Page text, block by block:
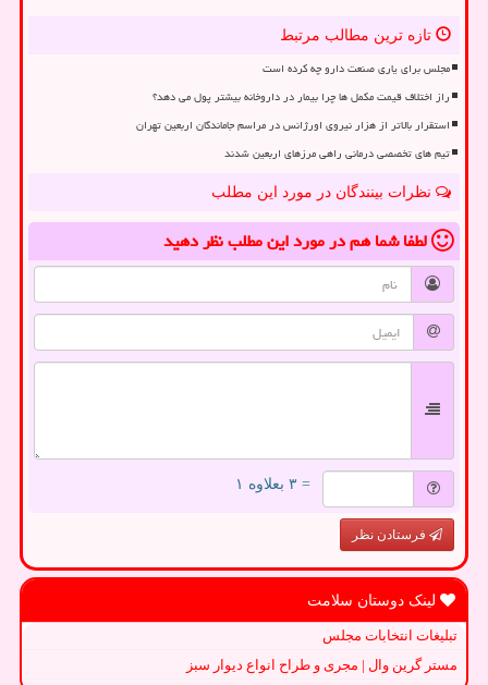
تازه ترین مطالب مرتبط
مجلس برای یاری صنعت دارو چه کرده است
راز اختلاف قیمت مکمل ها چرا بیمار در داروخانه بیشتر پول می دهد؟
استقرار بالاتر از هزار نیروی اورژانس در مراسم جاماندگان اربعین تهران
تیم های تخصصی درمانی راهی مرزهای اربعین شدند
نظرات بینندگان در مورد این مطلب
لطفا شما همدر مورد این مطلبنظر دهید
= ۳ بعلاوه ۱
فرستادن نظر
لینک دوستان سلامت
تبلیغات انتخابات مجلس
مستر گرین وال | مجری و طراح انواع دیوار سبز